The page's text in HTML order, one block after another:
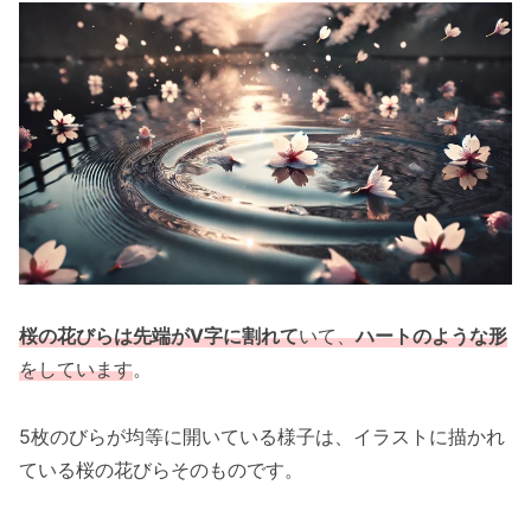
桜の花びらは先端がV字に割れていて、ハートのような形
をしています。
5枚のびらが均等に開いている様子は、イラストに描かれ
ている桜の花びらそのものです。